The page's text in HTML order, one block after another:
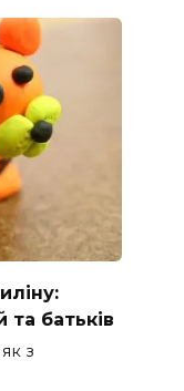
та батьків
з